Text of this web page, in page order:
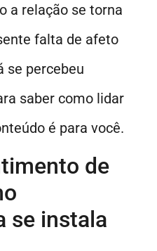
a relação se torna
falta de afeto
se percebeu
saber como lidar
é para você.
de
se instala